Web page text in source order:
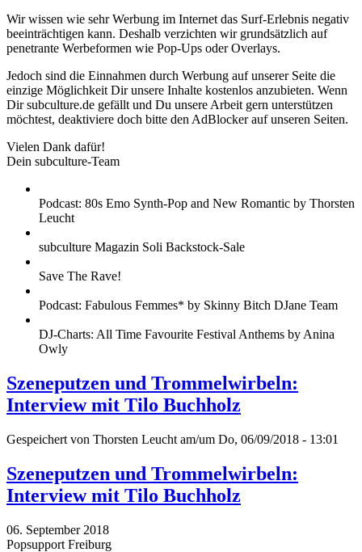
Wir wissen wie sehr Werbung im Internet das Surf-Erlebnis negativ
beeinträchtigen kann. Deshalb verzichten wir grundsätzlich auf
penetrante Werbeformen wie Pop-Ups oder Overlays.
Jedoch sind die Einnahmen durch Werbung auf unserer Seite die
einzige Möglichkeit Dir unsere Inhalte kostenlos anzubieten. Wenn
Dir subculture.de gefällt und Du unsere Arbeit gern unterstützen
möchtest, deaktiviere doch bitte den AdBlocker auf unseren Seiten.
Vielen Dank dafür!
Dein subculture-Team
Podcast: 80s Emo Synth-Pop and New Romantic by Thorsten
Leucht
subculture Magazin Soli Backstock-Sale
Save The Rave!
Podcast: Fabulous Femmes* by Skinny Bitch DJane Team
DJ-Charts: All Time Favourite Festival Anthems by Anina
Owly
Szeneputzen und Trommelwirbeln:
Interview mit Tilo Buchholz
Gespeichert von Thorsten Leucht am/um Do, 06/09/2018 - 13:01
Szeneputzen und Trommelwirbeln:
Interview mit Tilo Buchholz
06. September 2018
Popsupport Freiburg